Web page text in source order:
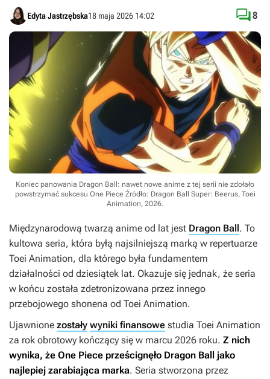
Edyta Jastrzębska18 maja 2026 14:02 8
Koniec panowania Dragon Ball: nawet nowe anime z tej serii nie zdołało
powstrzymać sukcesu One Piece Źródło: Dragon Ball Super: Beerus, Toei
Animation, 2026.
Międzynarodową twarzą anime od lat jest Dragon Ball. To
kultowa seria, która byłą najsilniejszą marką w repertuarze
Toei Animation, dla którego była fundamentem
działalności od dziesiątek lat. Okazuje się jednak, że seria
w końcu została zdetronizowana przez innego
przebojowego shonena od Toei Animation.
Ujawnione zostały wyniki finansowe studia Toei Animation
za rok obrotowy kończący się w marcu 2026 roku. Z nich
wynika, że One Piece prześcignęło Dragon Ball jako
najlepiej zarabiająca marka. Seria stworzona przez